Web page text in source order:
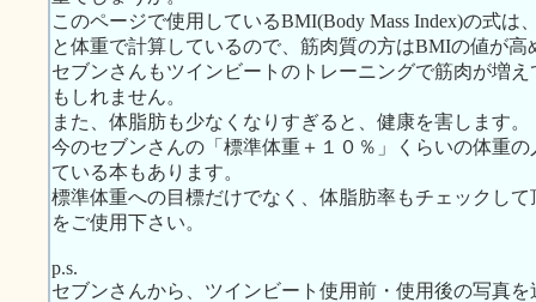
このページで使用しているBMI(Body Mass Index)の式
と体重で計算しているので、筋肉質の方はBMIの値が
セブンさんもツインビートのトレーニングで筋肉が増
もしれません。
また、体脂肪も少なくなりすぎると、健康を害します。
今のセブンさんの「標準体重＋１０％」くらいの体重
ている本もあります。
標準体重への目標だけでなく、体脂肪率もチェックし
をご使用下さい。
p.s.
セブンさんから、ツインビート使用前・使用後の写真